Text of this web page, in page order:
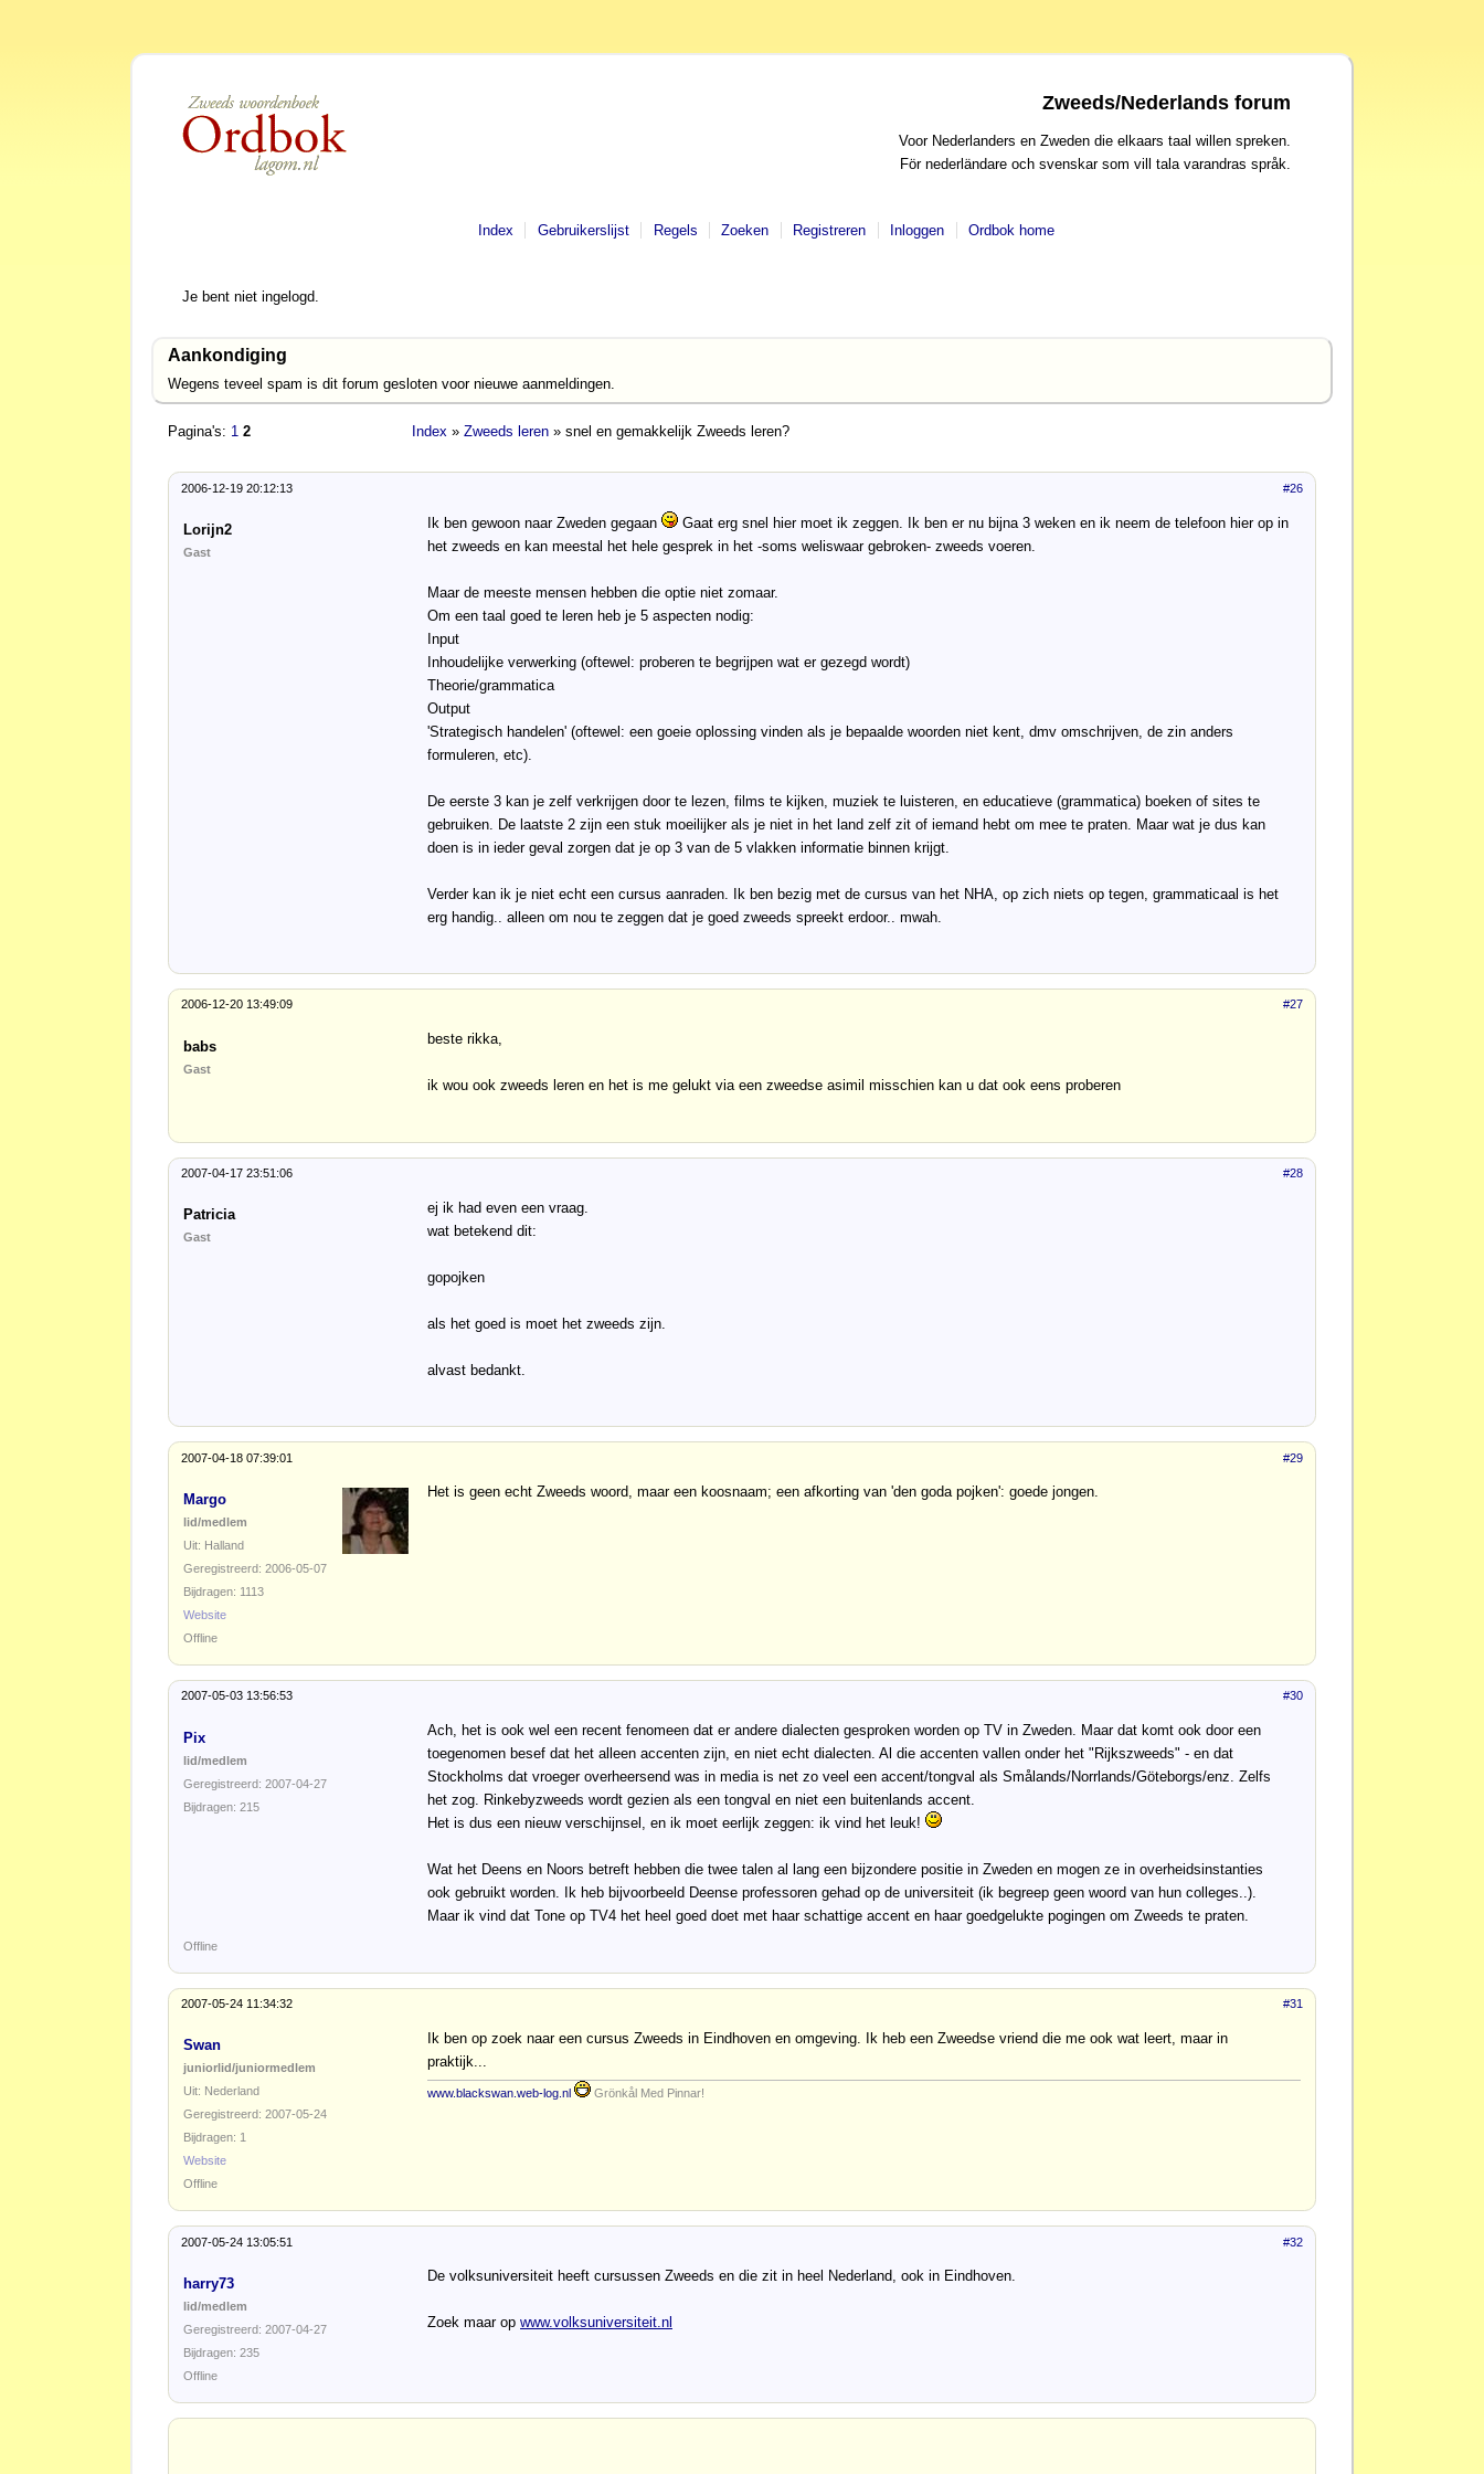
Zweeds/Nederlands forum
Voor Nederlanders en Zweden die elkaars taal willen spreken.
För nederländare och svenskar som vill tala varandras språk.
Index Gebruikerslijst Regels Zoeken Registreren Inloggen Ordbok home
Je bent niet ingelogd.
Aankondiging
Wegens teveel spam is dit forum gesloten voor nieuwe aanmeldingen.
Pagina's: 1 2 Index » Zweeds leren » snel en gemakkelijk Zweeds leren?
#26
2006-12-19 20:12:13
Lorijn2
Gast
Ik ben gewoon naar Zweden gegaan
Gaat erg snel hier moet ik zeggen. Ik ben er nu bijna 3 weken en ik neem de telefoon hier op in
het zweeds en kan meestal het hele gesprek in het -soms weliswaar gebroken- zweeds voeren.
Maar de meeste mensen hebben die optie niet zomaar.
Om een taal goed te leren heb je 5 aspecten nodig:
Input
Inhoudelijke verwerking (oftewel: proberen te begrijpen wat er gezegd wordt)
Theorie/grammatica
Output
'Strategisch handelen' (oftewel: een goeie oplossing vinden als je bepaalde woorden niet kent, dmv omschrijven, de zin anders
formuleren, etc).
De eerste 3 kan je zelf verkrijgen door te lezen, films te kijken, muziek te luisteren, en educatieve (grammatica) boeken of sites te
gebruiken. De laatste 2 zijn een stuk moeilijker als je niet in het land zelf zit of iemand hebt om mee te praten. Maar wat je dus kan
doen is in ieder geval zorgen dat je op 3 van de 5 vlakken informatie binnen krijgt.
Verder kan ik je niet echt een cursus aanraden. Ik ben bezig met de cursus van het NHA, op zich niets op tegen, grammaticaal is het
erg handig.. alleen om nou te zeggen dat je goed zweeds spreekt erdoor.. mwah.
#27
2006-12-20 13:49:09
babs
Gast
beste rikka,
ik wou ook zweeds leren en het is me gelukt via een zweedse asimil misschien kan u dat ook eens proberen
#28
2007-04-17 23:51:06
Patricia
Gast
ej ik had even een vraag.
wat betekend dit:
gopojken
als het goed is moet het zweeds zijn.
alvast bedankt.
#29
2007-04-18 07:39:01
Margo
lid/medlem
Uit: Halland
Geregistreerd: 2006-05-07
Bijdragen: 1113
Website
Het is geen echt Zweeds woord, maar een koosnaam; een afkorting van 'den goda pojken': goede jongen.
Offline
#30
2007-05-03 13:56:53
Pix
lid/medlem
Geregistreerd: 2007-04-27
Bijdragen: 215
Ach, het is ook wel een recent fenomeen dat er andere dialecten gesproken worden op TV in Zweden. Maar dat komt ook door een
toegenomen besef dat het alleen accenten zijn, en niet echt dialecten. Al die accenten vallen onder het "Rijkszweeds" - en dat
Stockholms dat vroeger overheersend was in media is net zo veel een accent/tongval als Smålands/Norrlands/Göteborgs/enz. Zelfs
het zog. Rinkebyzweeds wordt gezien als een tongval en niet een buitenlands accent.
Het is dus een nieuw verschijnsel, en ik moet eerlijk zeggen: ik vind het leuk!
Wat het Deens en Noors betreft hebben die twee talen al lang een bijzondere positie in Zweden en mogen ze in overheidsinstanties
ook gebruikt worden. Ik heb bijvoorbeeld Deense professoren gehad op de universiteit (ik begreep geen woord van hun colleges..).
Maar ik vind dat Tone op TV4 het heel goed doet met haar schattige accent en haar goedgelukte pogingen om Zweeds te praten.
Offline
#31
2007-05-24 11:34:32
Swan
juniorlid/juniormedlem
Uit: Nederland
Geregistreerd: 2007-05-24
Bijdragen: 1
Website
Ik ben op zoek naar een cursus Zweeds in Eindhoven en omgeving. Ik heb een Zweedse vriend die me ook wat leert, maar in
praktijk...
www.blackswan.web-log.nl Grönkål Med Pinnar!
Offline
#32
2007-05-24 13:05:51
harry73
lid/medlem
Geregistreerd: 2007-04-27
Bijdragen: 235
De volksuniversiteit heeft cursussen Zweeds en die zit in heel Nederland, ook in Eindhoven.
Zoek maar op www.volksuniversiteit.nl
Offline